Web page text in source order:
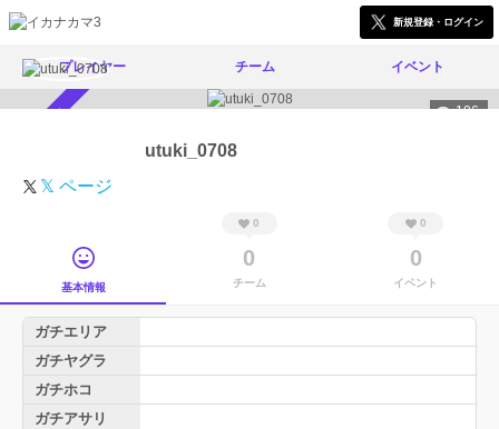
新規登録・ログイン
プレイヤー チーム イベント
106
utuki_0708
𝕏 ページ
基本情報
0
0
チーム
0
0
イベント
ガチエリア
ガチヤグラ
ガチホコ
ガチアサリ